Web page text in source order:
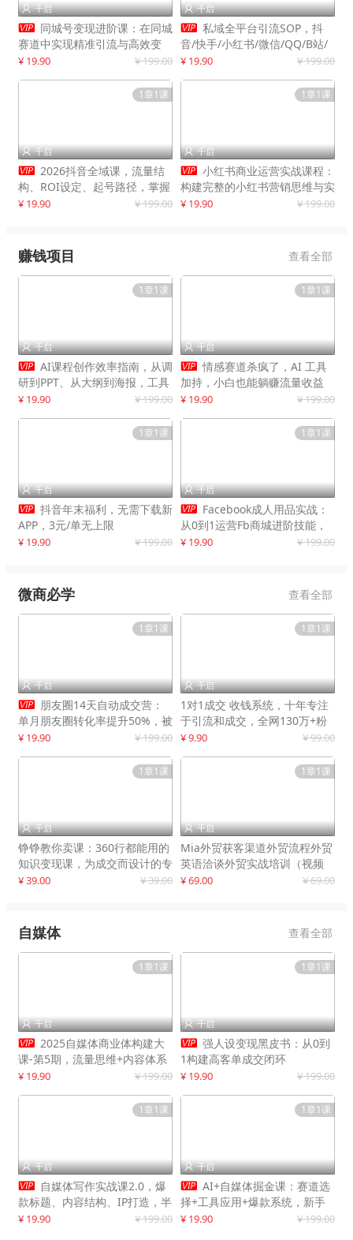
 千启
 同城号变现进阶课：在同城
赛道中实现精准引流与高效变
现，单店月引流成交额提升50%
¥ 19.90 ¥ 199.00
 千启
 私域全平台引流SOP，抖
音/快手/小红书/微信/QQ/B站/
闲鱼等，技术合集，高效转化公
¥ 19.90 ¥ 199.00
1章1课
 千启
 2026抖音全域课，流量结
构、ROI设定、起号路径，掌握
平台新规下利润最大化
¥ 19.90 ¥ 199.00
1章1课
 千启
 小红书商业运营实战课程：
构建完整的小红书营销思维与实
战能力，案例店铺月销破百万！
¥ 19.90 ¥ 199.00
赚钱项目 查看全部
1章1课
 千启
 AI课程创作效率指南，从调
研到PPT、从大纲到海报，工具
赋能，打造可持续变现产品线
¥ 19.90 ¥ 199.00
1章1课
 千启
 情感赛道杀疯了，AI 工具
加持，小白也能躺赚流量收益
¥ 19.90 ¥ 199.00
1章1课
 千启
 抖音年末福利，无需下载新
APP，3元/单无上限
¥ 19.90 ¥ 199.00
1章1课
 千启
 Facebook成人用品实战：
从0到1运营Fb商城进阶技能，
快速提升订单转化与店铺收益
¥ 19.90 ¥ 199.00
微商必学 查看全部
1章1课
 千启
 朋友圈14天自动成交营：
单月朋友圈转化率提升50%，被
动收入超3万元
¥ 19.90 ¥ 199.00
1章1课
 千启
1对1成交 收钱系统，十年专注
于引流和成交，全网130万+粉
丝
¥ 9.90 ¥ 99.00
1章1课
 千启
铮铮教你卖课：360行都能用的
知识变现课，为成交而设计的专
属课程
¥ 39.00 ¥ 39.00
1章1课
 千启
Mia外贸获客渠道外贸流程外贸
英语洽谈外贸实战培训（视频
课）价值399元
¥ 69.00 ¥ 69.00
自媒体 查看全部
1章1课
 千启
 2025自媒体商业体构建大
课-第5期，流量思维+内容体系
+变现闭环，打造个人可持续生
¥ 19.90 ¥ 199.00
1章1课
 千启
 强人设变现黑皮书：从0到
1构建高客单成交闭环
¥ 19.90 ¥ 199.00
1章1课
 千启
 自媒体写作实战课2.0，爆
款标题、内容结构、IP打造，半
年复制30万粉月入10万+
¥ 19.90 ¥ 199.00
1章1课
 千启
 AI+自媒体掘金课：赛道选
择+工具应用+爆款系统，新手
快速起步，副业月入8000+
¥ 19.90 ¥ 199.00